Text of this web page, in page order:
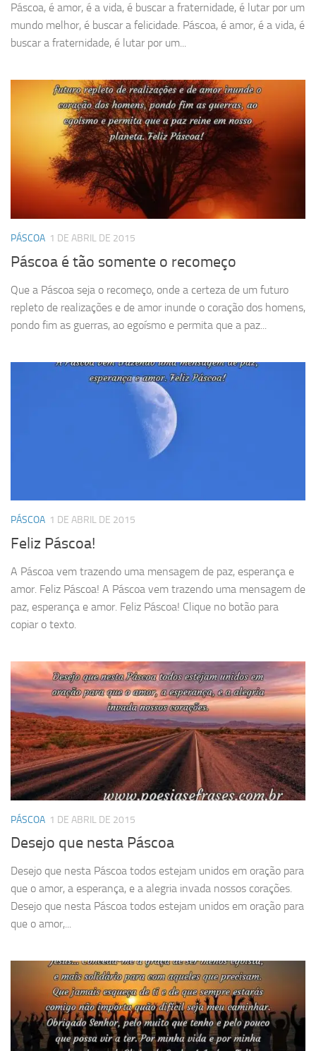
Páscoa, é amor, é a vida, é buscar a fraternidade, é lutar por um
mundo melhor, é buscar a felicidade. Páscoa, é amor, é a vida, é
buscar a fraternidade, é lutar por um...
PÁSCOA 1 DE ABRIL DE 2015
Páscoa é tão somente o recomeço
Que a Páscoa seja o recomeço, onde a certeza de um futuro
repleto de realizações e de amor inunde o coração dos homens,
pondo fim as guerras, ao egoísmo e permita que a paz...
PÁSCOA 1 DE ABRIL DE 2015
Feliz Páscoa!
A Páscoa vem trazendo uma mensagem de paz, esperança e
amor. Feliz Páscoa! A Páscoa vem trazendo uma mensagem de
paz, esperança e amor. Feliz Páscoa! Clique no botão para
copiar o texto.
PÁSCOA 1 DE ABRIL DE 2015
Desejo que nesta Páscoa
Desejo que nesta Páscoa todos estejam unidos em oração para
que o amor, a esperança, e a alegria invada nossos corações.
Desejo que nesta Páscoa todos estejam unidos em oração para
que o amor,...